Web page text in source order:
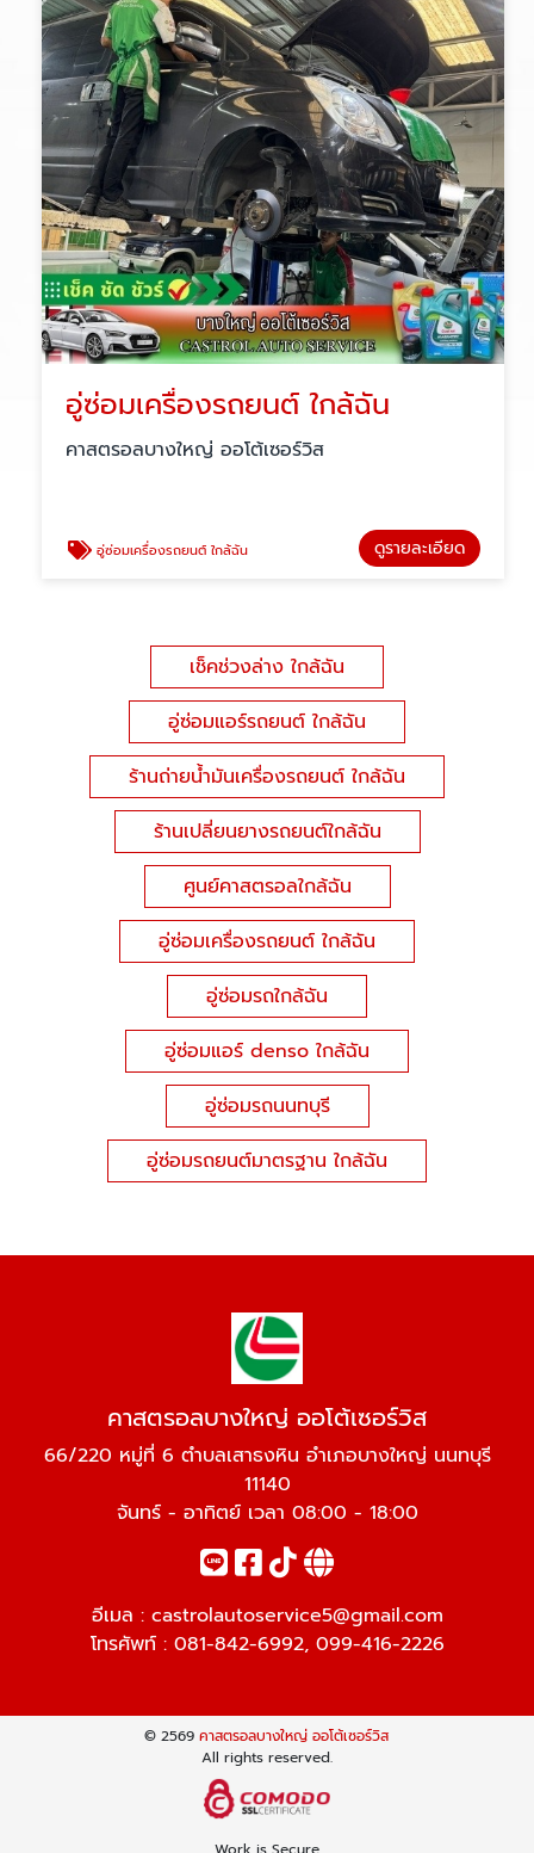
อู่ซ่อมเครื่องรถยนต์ ใกล้ฉัน
คาสตรอลบางใหญ่ ออโต้เซอร์วิส
อู่ซ่อมเครื่องรถยนต์ ใกล้ฉัน ดูรายละเอียด
เช็คช่วงล่าง ใกล้ฉัน
อู่ซ่อมแอร์รถยนต์ ใกล้ฉัน
ร้านถ่ายน้ำมันเครื่องรถยนต์ ใกล้ฉัน
ร้านเปลี่ยนยางรถยนต์ใกล้ฉัน
ศูนย์คาสตรอลใกล้ฉัน
อู่ซ่อมเครื่องรถยนต์ ใกล้ฉัน
อู่ซ่อมรถใกล้ฉัน
อู่ซ่อมแอร์ denso ใกล้ฉัน
อู่ซ่อมรถนนทบุรี
อู่ซ่อมรถยนต์มาตรฐาน ใกล้ฉัน
คาสตรอลบางใหญ่ ออโต้เซอร์วิส
66/220 หมู่ที่ 6 ตำบลเสาธงหิน อำเภอบางใหญ่ นนทบุรี
11140
จันทร์ - อาทิตย์ เวลา 08:00 - 18:00
อีเมล : castrolautoservice5@gmail.com
โทรศัพท์ : 081-842-6992, 099-416-2226
© 2569คาสตรอลบางใหญ่ ออโต้เซอร์วิส
All rights reserved.